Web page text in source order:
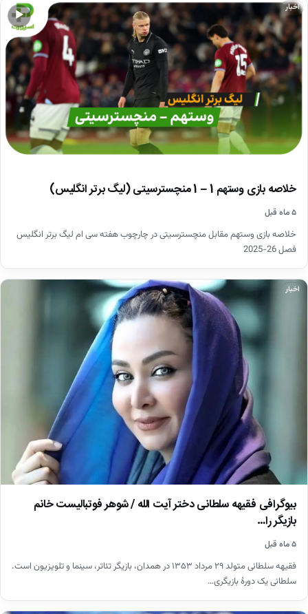
▶
اخبار
خلاصه بازی وستهم 1 – 1 منچسترسیتی (لیگ برتر انگلیس)
۵ ماه قبل
خلاصه بازی وستهم مقابل منچسترسیتی در چارچوب هفته سی ام لیگ برتر انگلیس
فصل 26-2025
اخبار
بیوگرافی فقیهه سلطانی دختر آیت الله / شوهر فوتبالیست خانم
بازیگر را…
۵ ماه قبل
فقیهه سلطانی متولد ۲۹ مرداد ۱۳۵۳ در همدان، بازیگر تئاتر، سینما و تلویزیون است.
سلطانی یک دورهٔ بازیگری…